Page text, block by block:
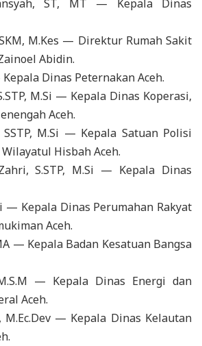
ST, MT — Kepala Dinas
M.Kes — Direktur Rumah Sakit
Abidin.
Dinas Peternakan Aceh.
M.Si — Kepala Dinas Koperasi,
Aceh.
SSTP, M.Si — Kepala Satuan Polisi
Hisbah Aceh.
S.STP, M.Si — Kepala Dinas
— Kepala Dinas Perumahan Rakyat
Aceh.
— Kepala Badan Kesatuan Bangsa
— Kepala Dinas Energi dan
Aceh.
M.Ec.Dev — Kepala Dinas Kelautan